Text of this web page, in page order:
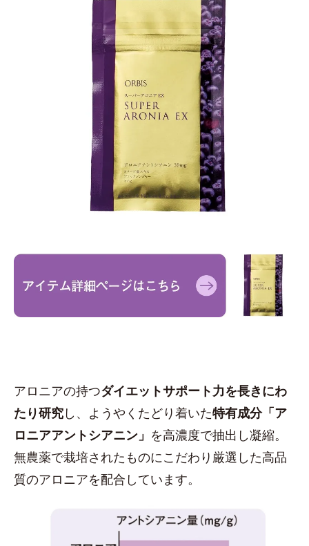
アロニアの持つダイエットサポート力を長きにわ
たり研究し、ようやくたどり着いた特有成分「ア
ロニアアントシアニン」 を高濃度で抽出し凝縮。
無農薬で栽培されたものにこだわり厳選した高品
質のアロニアを配合しています。